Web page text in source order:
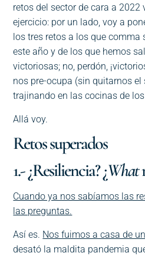
retos del sector de cara a 2022
ejercicio: por un lado, voy a
los tres retos a los que
este año y de los que hemos
victoriosas; no, perdón,
nos pre-ocupa (sin quitarnos el
trajinando en las cocinas de
Allá voy.
Retos superados
1.- ¿Resiliencia? ¿What
Cuando ya nos sabíamos las
las preguntas.
Así es. Nos fuimos a casa de
desató la maldita pandemia